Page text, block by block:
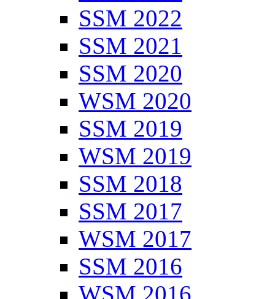
SSM 2022
SSM 2021
SSM 2020
WSM 2020
SSM 2019
WSM 2019
SSM 2018
SSM 2017
WSM 2017
SSM 2016
WSM 2016